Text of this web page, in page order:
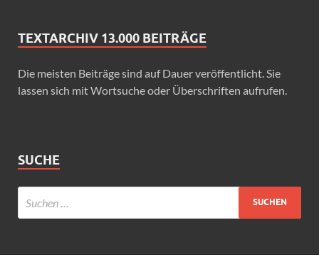
TEXTARCHIV 13.000 BEITRÄGE
Die meisten Beiträge sind auf Dauer veröffentlicht. Sie
lassen sich mit Wortsuche oder Überschriften aufrufen.
SUCHE